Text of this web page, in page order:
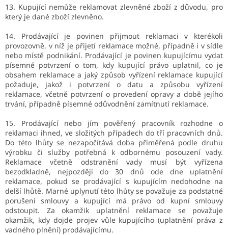
13. Kupující nemůže reklamovat zlevněné zboží z důvodu, pro
který je dané zboží zlevněno.
14. Prodávající je povinen přijmout reklamaci v kterékoli
provozovně, v níž je přijetí reklamace možné, případně i v sídle
nebo místě podnikání. Prodávající je povinen kupujícímu vydat
písemné potvrzení o tom, kdy kupující právo uplatnil, co je
obsahem reklamace a jaký způsob vyřízení reklamace kupující
požaduje, jakož i potvrzení o datu a způsobu vyřízení
reklamace, včetně potvrzení o provedení opravy a době jejího
trvání, případně písemné odůvodnění zamítnutí reklamace.
15. Prodávající nebo jím pověřený pracovník rozhodne o
reklamaci ihned, ve složitých případech do tří pracovních dnů.
Do této lhůty se nezapočítává doba přiměřená podle druhu
výrobku či služby potřebná k odbornému posouzení vady.
Reklamace včetně odstranění vady musí být vyřízena
bezodkladně, nejpozději do 30 dnů ode dne uplatnění
reklamace, pokud se prodávající s kupujícím nedohodne na
delší lhůtě. Marné uplynutí této lhůty se považuje za podstatné
porušení smlouvy a kupující má právo od kupní smlouvy
odstoupit. Za okamžik uplatnění reklamace se považuje
okamžik, kdy dojde projev vůle kupujícího (uplatnění práva z
vadného plnění) prodávajícímu.